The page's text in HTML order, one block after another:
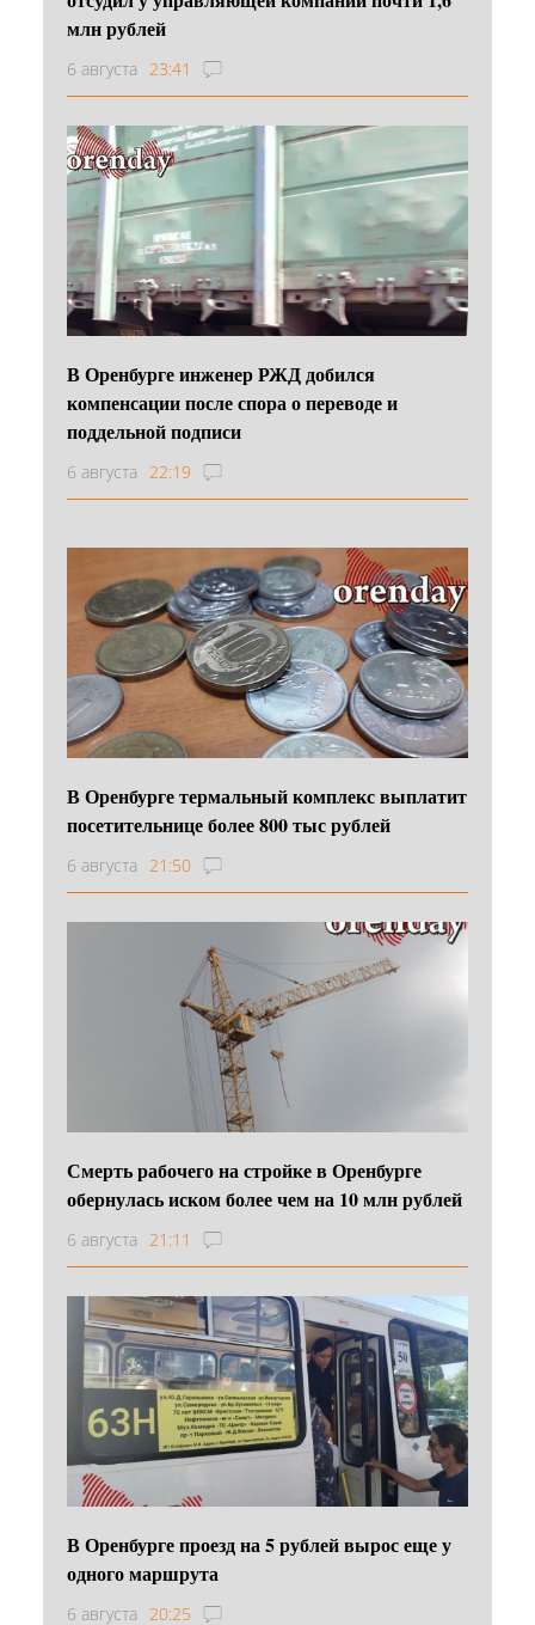
млн рублей
6 августа 23:41
В Оренбурге инженер РЖД добился
компенсации после спора о переводе и
поддельной подписи
6 августа 22:19
В Оренбурге термальный комплекс выплатит
посетительнице более 800 тыс рублей
6 августа 21:50
Смерть рабочего на стройке в Оренбурге
обернулась иском более чем на 10 млн рублей
6 августа 21:11
В Оренбурге проезд на 5 рублей вырос еще у
одного маршрута
6 августа 20:25